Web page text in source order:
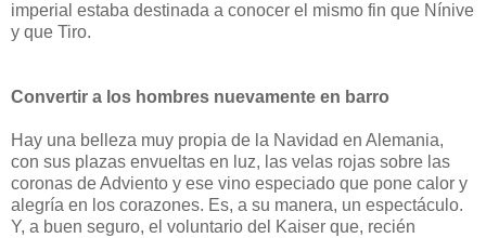
imperial estaba destinada a conocer el mismo fin que Nínive
y que Tiro.
Convertir a los hombres nuevamente en barro
Hay una belleza muy propia de la Navidad en Alemania,
con sus plazas envueltas en luz, las velas rojas sobre las
coronas de Adviento y ese vino especiado que pone calor y
alegría en los corazones. Es, a su manera, un espectáculo.
Y, a buen seguro, el voluntario del Kaiser que, recién